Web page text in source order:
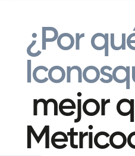
¿Por
mejor